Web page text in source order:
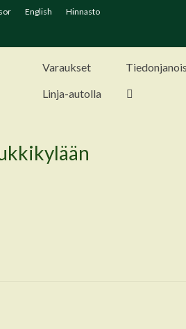
English Hinnasto
Varaukset
Linja-autolla